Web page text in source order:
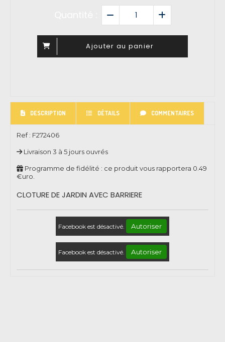
Ajouter au panier
DESCRIPTION DÉTAILS COMMENTAIRES
Ref : F272406
Livraison 3 à 5 jours ouvrés
Programme de fidélité : ce produit vous rapportera 0.49
€uro.
CLOTURE DE JARDIN AVEC BARRIERE
Facebook est désactivé. Autoriser
Facebook est désactivé. Autoriser